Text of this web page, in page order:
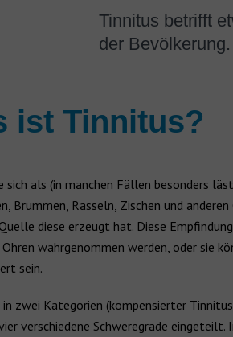
Tinnitus betrifft
der Bevölkerung.
ist Tinnitus?
als (in manchen Fällen besonders
Brummen, Rasseln, Zischen und anderen
diese erzeugt hat. Diese
wahrgenommen werden, oder sie
sein.
zwei Kategorien (kompensierter
verschiedene Schweregrade eingeteilt.